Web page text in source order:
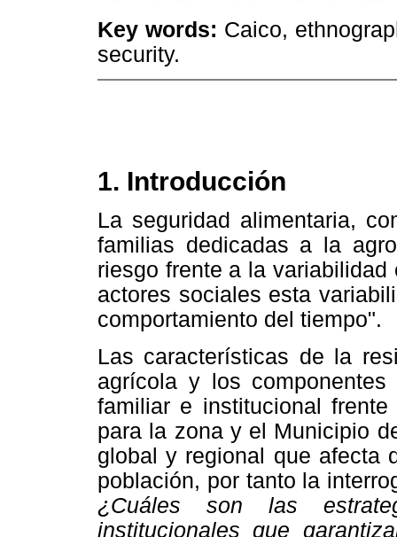
Key words: Caico,
security.
1. Introducción
La seguridad alimentaria,
familias dedicadas a la
riesgo frente a la
actores sociales esta
comportamiento del tiempo".
Las características de la
agrícola y los
familiar e institucional
para la zona y el Municipio
global y regional que afecta
población, por tanto la
¿Cuáles son las
institucionales que